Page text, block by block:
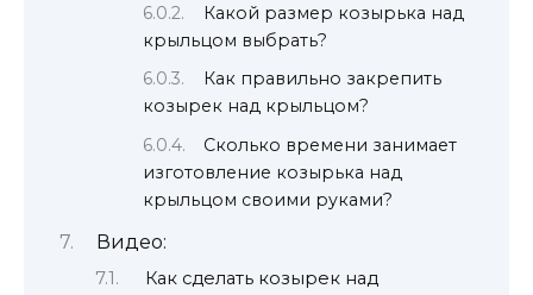
Какой размер козырька над
крыльцом выбрать?
Как правильно закрепить
козырек над крыльцом?
Сколько времени занимает
изготовление козырька над
крыльцом своими руками?
Видео:
Как сделать козырек над